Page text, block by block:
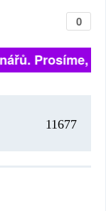
0
Prosíme,
11677